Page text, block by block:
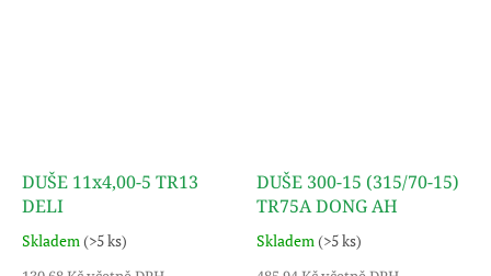
DUŠE 11x4,00-5 TR13
DELI
Skladem (>5 ks)
DUŠE 300-15 (315/70-15)
TR75A DONG AH
Skladem (>5 ks)